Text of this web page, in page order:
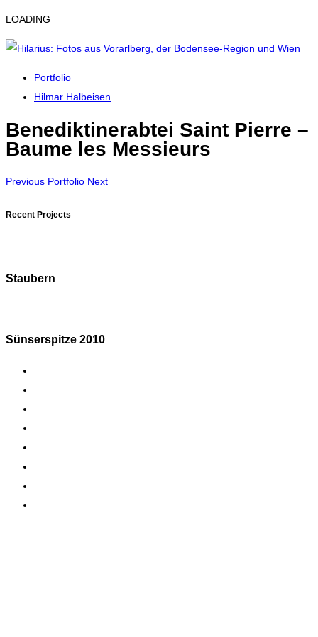
LOADING
Portfolio
Hilmar Halbeisen
Benediktinerabtei Saint Pierre –
Baume les Messieurs
Previous Portfolio Next
Recent Projects
Staubern
Sünserspitze 2010